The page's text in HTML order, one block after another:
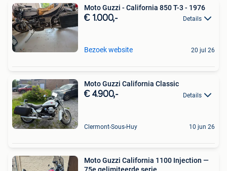
Moto Guzzi - California 850 T-3 - 1976
€ 1.000,- Details
Bezoek website 20 jul 26
Moto Guzzi California Classic
€ 4.900,- Details
Clermont-Sous-Huy 10 jun 26
Moto Guzzi California 1100 Injection —